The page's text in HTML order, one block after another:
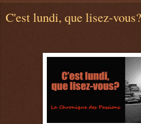
C'est lundi, que lisez-